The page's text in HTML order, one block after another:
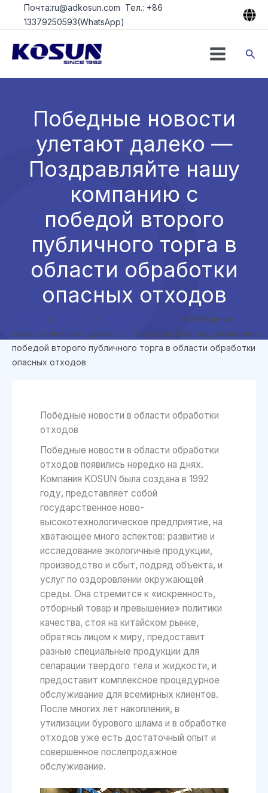
ПерейтиПочта:ru@adkosun.com Тел.: +86
13379250593(WhatsApp)
Победные новости
улетают далеко —
Поздравляйте нашу
компанию с
победой второго
публичного торга в
области обработки
опасных отходов
» » » Победные
новости улетают далеко — Поздравляйте нашу компанию с
победой второго публичного торга в области обработки
опасных отходов
Победные новости в области обработки
отходов
Победные новости в области обработки
отходов появились нередко на днях.
Компания KOSUN была создана в 1992
году, представляет собой
государственное ново-
высокотехнологическое предприятие, на
хватающее много аспектов: развитие и
исследование экологичные продукции,
производство и сбыт, подряд объекта, и
услуг по оздоровлении окружающей
среды. Она стремится к «искренность,
отборный товар и превышение» политики
качества, стоя на китайском рынке,
обратясь лицом к миру, предоставит
разные специальные продукции для
сепарации твердого тела и жидкости, и
предоставит комплексное процедурное
обслуживание для всемирных клиентов.
После многих лет накопления, в
утилизации бурового шлама и в обработке
отходов уже есть достаточный опыт и
совершенное послепродажное
обслуживание.